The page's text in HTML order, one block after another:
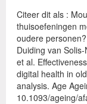
Citeer dit als :
thuisoefeningen
oudere
Duiding van
et al.
digital health in
analysis. Age
10.1093/ageing/